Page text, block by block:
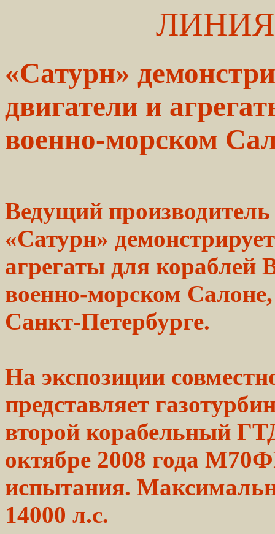
«Сатурн»
двигатели и
военно-морском
Ведущий
«Сатурн» демонстрирует
агрегаты для кораблей
военно-морском
Санкт-Петербурге.
На экспозиции
представляет
второй корабельный
октябре 2008 года
испытания.
14000 л.с.